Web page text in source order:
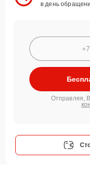
в день
Отправляя,